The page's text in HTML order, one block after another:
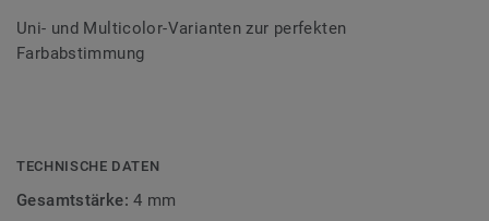
Uni- und Multicolor-Varianten zur perfekten
Farbabstimmung
TECHNISCHE DATEN
Gesamtstärke:4 mm